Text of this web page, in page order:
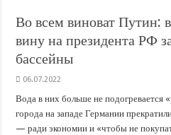
Важные правила обращения в вашу
В городах и районах Кубани отметили
Во всем виноват Путин:
вину на президента РФ
бассейны
06.07.2022
Вода в них больше не подогревается
города на западе Германии
— ради экономии и «чтобы не